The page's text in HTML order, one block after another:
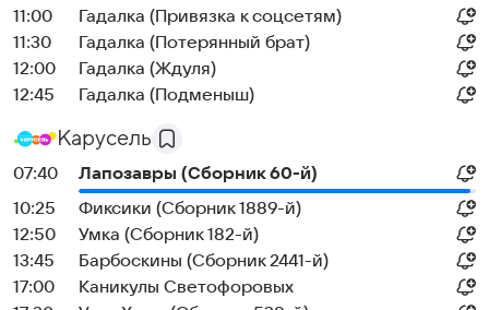
11:00
Гадалка (Привязка к соцсетям)
11:30
Гадалка (Потерянный брат)
12:00
Гадалка (Ждуля)
12:45
Гадалка (Подменыш)
Карусель
07:40
Лапозавры (Сборник 60-й)
10:25
Фиксики (Сборник 1889-й)
12:50
Умка (Сборник 182-й)
13:45
Барбоскины (Сборник 2441-й)
17:00
Каникулы Светофоровых